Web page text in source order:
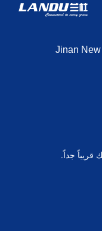
Jinan
قريباً جداً.